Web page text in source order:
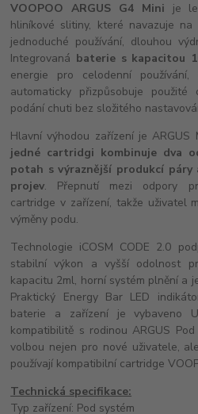
VOOPOO ARGUS G4 Mini je
hliníkové slitiny, které navazuje
jednoduché používání, dlouhou
Integrovaná baterie s kapacitou
energie pro celodenní používání,
automaticky přizpůsobuje
podání chuti bez složitého
Hlavní výhodou zařízení je ARGUS
jedné cartridgi kombinuje dva
potah s výraznější produkcí
projev. Přepnutí mezi odpory
cartridge v zařízení, takže uživatel
výměny podu.
Technologie iCOSM CODE 2.0
stabilní výkon a vyšší odolnost
kapacitu 2ml, horní systém plnění a
Praktický Energy Bar LED
baterie a zařízení je vybaveno
kompatibilitě s rodinou ARGUS
volbou nejen pro nové uživatele,
používají kompatibilní cartridge
Technická specifikace:
Typ zařízení: Pod systém